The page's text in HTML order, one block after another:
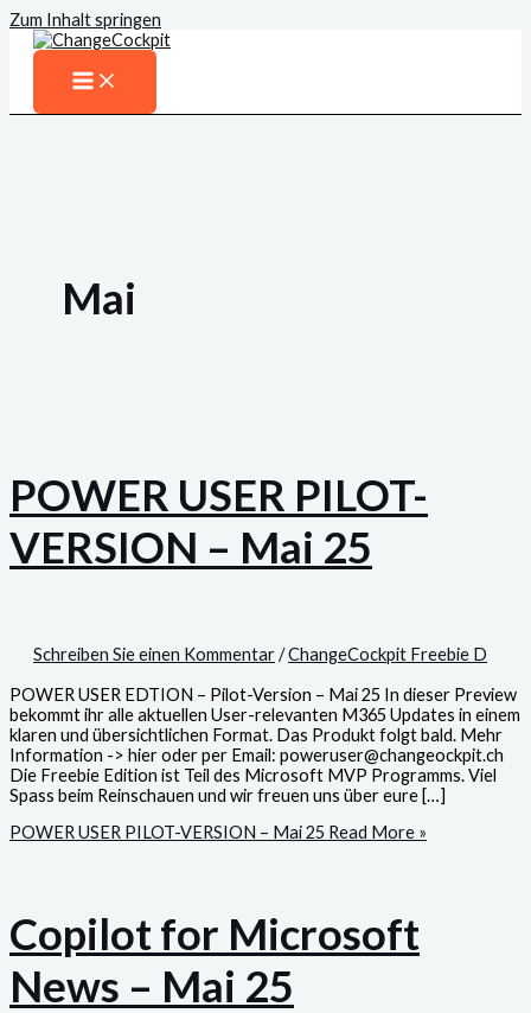
Zum Inhalt springen
Mai
POWER USER PILOT-
VERSION – Mai 25
Schreiben Sie einen Kommentar/ChangeCockpit Freebie D
POWER USER EDTION – Pilot-Version – Mai 25 In dieser Preview
bekommt ihr alle aktuellen User-relevanten M365 Updates in einem
klaren und übersichtlichen Format. Das Produkt folgt bald. Mehr
Information -> hier oder per Email: poweruser@changeockpit.ch
Die Freebie Edition ist Teil des Microsoft MVP Programms. Viel
Spass beim Reinschauen und wir freuen uns über eure […]
POWER USER PILOT-VERSION – Mai 25 Read More »
Copilot for Microsoft
News – Mai 25